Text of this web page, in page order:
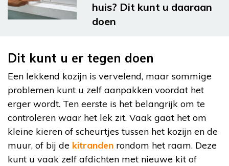
huis? Dit kunt u daaraan
doen
Dit kunt u er tegen doen
Een lekkend kozijn is vervelend, maar sommige
problemen kunt u zelf aanpakken voordat het
erger wordt. Ten eerste is het belangrijk om te
controleren waar het lek zit. Vaak gaat het om
kleine kieren of scheurtjes tussen het kozijn en de
muur, of bij de kitranden rondom het raam. Deze
kunt u vaak zelf afdichten met nieuwe kit of